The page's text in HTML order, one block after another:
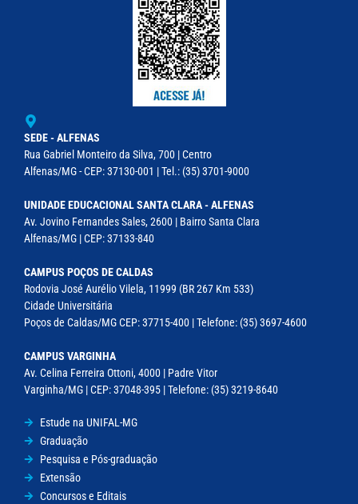
SEDE - ALFENAS
Rua Gabriel Monteiro da Silva, 700 | Centro
Alfenas/MG - CEP: 37130-001 | Tel.: (35) 3701-9000
UNIDADE EDUCACIONAL SANTA CLARA - ALFENAS
Av. Jovino Fernandes Sales, 2600 | Bairro Santa Clara
Alfenas/MG | CEP: 37133-840
CAMPUS POÇOS DE CALDAS
Rodovia José Aurélio Vilela, 11999 (BR 267 Km 533)
Cidade Universitária
Poços de Caldas/MG CEP: 37715-400 | Telefone: (35) 3697-4600
CAMPUS VARGINHA
Av. Celina Ferreira Ottoni, 4000 | Padre Vitor
Varginha/MG | CEP: 37048-395 | Telefone: (35) 3219-8640
Estude na UNIFAL-MG
Graduação
Pesquisa e Pós-graduação
Extensão
Concursos e Editais